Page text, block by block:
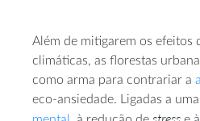
Além de mitigarem os efeitos
climáticas, as florestas
como arma para contrariar a
eco-ansiedade. Ligadas a uma